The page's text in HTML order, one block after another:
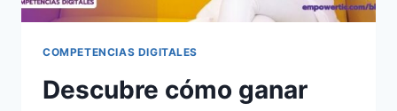
COMPETENCIAS DIGITALES
Descubre cómo ganar